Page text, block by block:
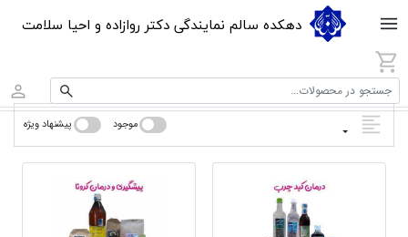
دهکده سالم نمایندگی دکتر روازاده و احیا سلامت
جستجو در محصولات...
موجود پیشنهاد ویژه